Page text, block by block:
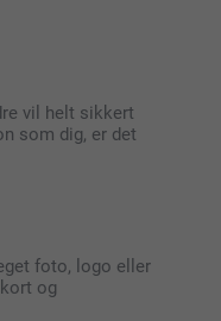
vil helt sikkert
som dig, er det
foto, logo eller
og